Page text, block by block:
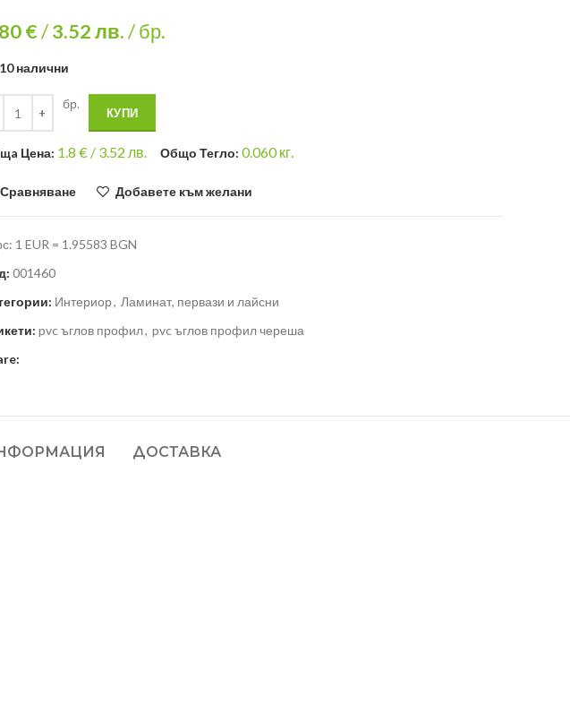
€/3.52лв./ бр.
10 налични
бр.
КУПИ
Цена: 1.8 € / 3.52 лв. Общо Тегло: 0.060кг.
Сравняване Добавете към желани
1 EUR = 1.95583 BGN
001460
Интериор, Ламинат, первази и лайсни
pvc ъглов профил, pvc ъглов профил череша
ДОСТАВКА